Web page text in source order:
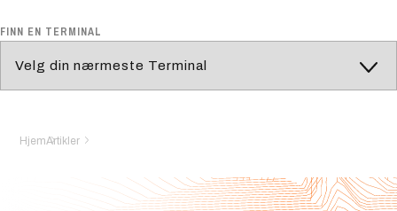
FINN EN TERMINAL
HjemArtikler